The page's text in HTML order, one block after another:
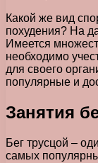
Какой же вид
похудения? На
Имеется
необходимо
для своего
популярные и
Занятия
Бег трусцой –
самых